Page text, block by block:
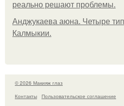
реально решают проблемы.
Анджукаева аюна. Четыре
Калмыкии.
© 2026 Макияж глаз
Контакты
Пользовательское соглашение